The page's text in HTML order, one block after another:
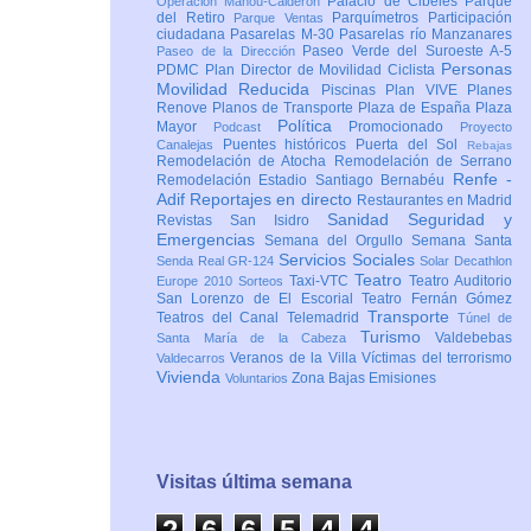
del Retiro
Parque Ventas Parquímetros
Participación
ciudadana Pasarelas M-30 Pasarelas río Manzanares
Paseo de la Dirección
Paseo Verde del Suroeste A-5
PDMC Plan Director de Movilidad Ciclista Personas
Movilidad Reducida
Piscinas Plan VIVE
Planes
Renove Planos de Transporte Plaza de España Plaza
Mayor
Podcast Política Promocionado
Proyecto
Canalejas
Puentes históricos Puerta del Sol Rebajas
Remodelación de Atocha
Remodelación de Serrano
Remodelación Estadio Santiago Bernabéu Renfe -
Adif Reportajes en directo Restaurantes en Madrid
Revistas San Isidro Sanidad Seguridad y
Emergencias Semana del Orgullo Semana Santa
Senda Real GR-124 Servicios SocialesSolar Decathlon
Europe 2010 Sorteos Taxi-VTC Teatro Teatro Auditorio
San Lorenzo de El EscorialTeatro Fernán Gómez
Teatros del Canal Telemadrid TransporteTúnel de
Santa María de la Cabeza Turismo Valdebebas
ValdecarrosVeranos de la VillaVíctimas del terrorismo
Vivienda Voluntarios Zona Bajas Emisiones
Visitas última semana